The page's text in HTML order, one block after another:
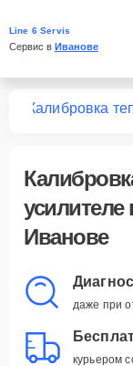
Line 6 Servis
Сервис в Иванове
Калибровка
усилителе
Иванове
даже при
курьером